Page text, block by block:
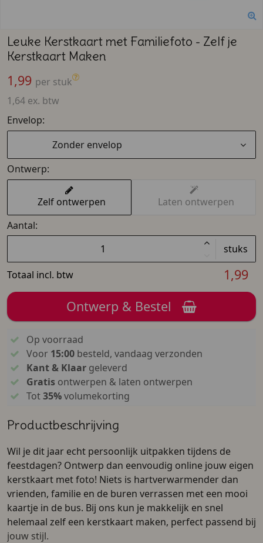
Leuke Kerstkaart met Familiefoto - Zelf je
Kerstkaart Maken
1,99 per stuk
1,64 ex. btw
Envelop:
Zonder envelop
Ontwerp:
Zelf ontwerpen
Laten ontwerpen
Aantal:
stuks
Totaal incl. btw
1,99
Ontwerp & Bestel
Op voorraad
Voor 15:00besteld, vandaag verzonden
Kant & Klaargeleverd
Gratisontwerpen & laten ontwerpen
Tot35%volumekorting
Productbeschrijving
Wil je dit jaar echt persoonlijk uitpakken tijdens de
feestdagen? Ontwerp dan eenvoudig online jouw eigen
kerstkaart met foto! Niets is hartverwarmender dan
vrienden, familie en de buren verrassen met een mooi
kaartje in de bus. Bij ons kun je makkelijk en snel
helemaal zelf een kerstkaart maken, perfect passend bij
jouw stijl.